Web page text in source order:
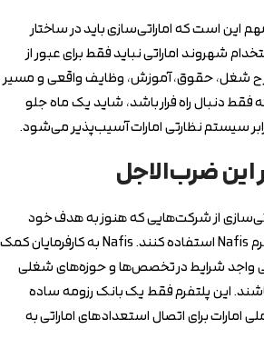
مهم این است که اماراتی‌سازی باید در ساختار
شهروند اماراتی نباید فقط برای عبور از
شغل، حقوق، آموزش، وظایف واقعی و مسیر
دنبال راه فرار باشد، شاید یک ماه جلو
سیستم نظارتی امارات آسیب‌پذیر می‌شود.
از شرکت‌هایی که هنوز به هدف خود
نرسیده‌اند خواسته از پلتفرم Nafis استفاده کنند. Nafis به کارفرمایان کمک
واجد شرایط در تخصص‌ها و حوزه‌های شغلی
این پلتفرم فقط یک بانک رزومه ساده
برای اتصال استعدادهای اماراتی به